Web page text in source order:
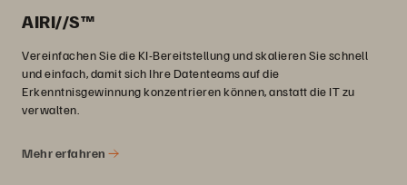
AIRI//S™
Vereinfachen Sie die KI-Bereitstellung und skalieren Sie schnell
und einfach, damit sich Ihre Datenteams auf die
Erkenntnisgewinnung konzentrieren können, anstatt die IT zu
verwalten.
Mehr erfahren